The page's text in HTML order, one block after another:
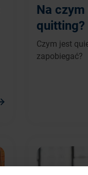
Na
quitting?
Czym jest
zapobiegać?